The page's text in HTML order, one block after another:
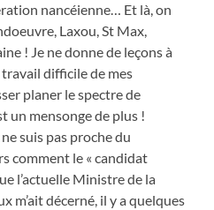
nancéienne… Et là, on
Laxou, St Max,
! Je ne donne de leçons à
difficile de mes
planer le spectre de
un mensonge de plus !
suis pas proche du
comment le « candidat
l’actuelle Ministre de la
m’ait décerné, il y a quelques